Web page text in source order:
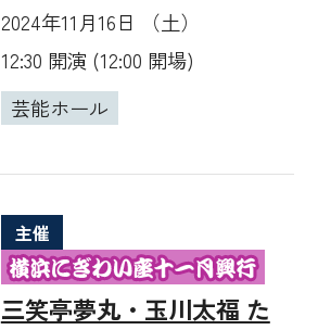
2024年11月16日 （土）
12:30 開演 (12:00 開場)
芸能ホール
主催
三笑亭夢丸・玉川太福 た